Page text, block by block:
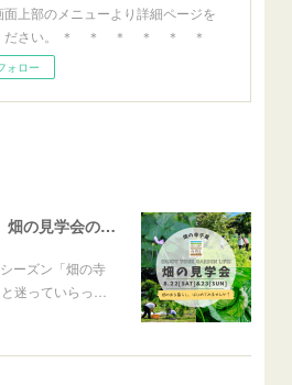
面上部のメニューより詳細ページを
ださい。 ＊ ＊ ＊ ＊ ＊ ＊
ォロー
⭐️受付中⭐️ 畑の寺子屋 畑の見学会のご案内
ーズン「畑の寺
迷っていらっ…